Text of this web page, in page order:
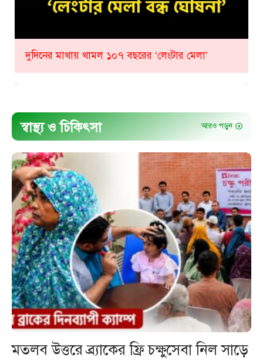
কীভাবে হবে ১০৮ তম লেংটার মেলা? যা জানাল প্রশাসন
স্বাস্থ্য ও চিকিৎসা আরও পড়ুন
মতলব উত্তরে ব্র্যাকের ফ্রি চক্ষুসেবা নিল সাড়ে